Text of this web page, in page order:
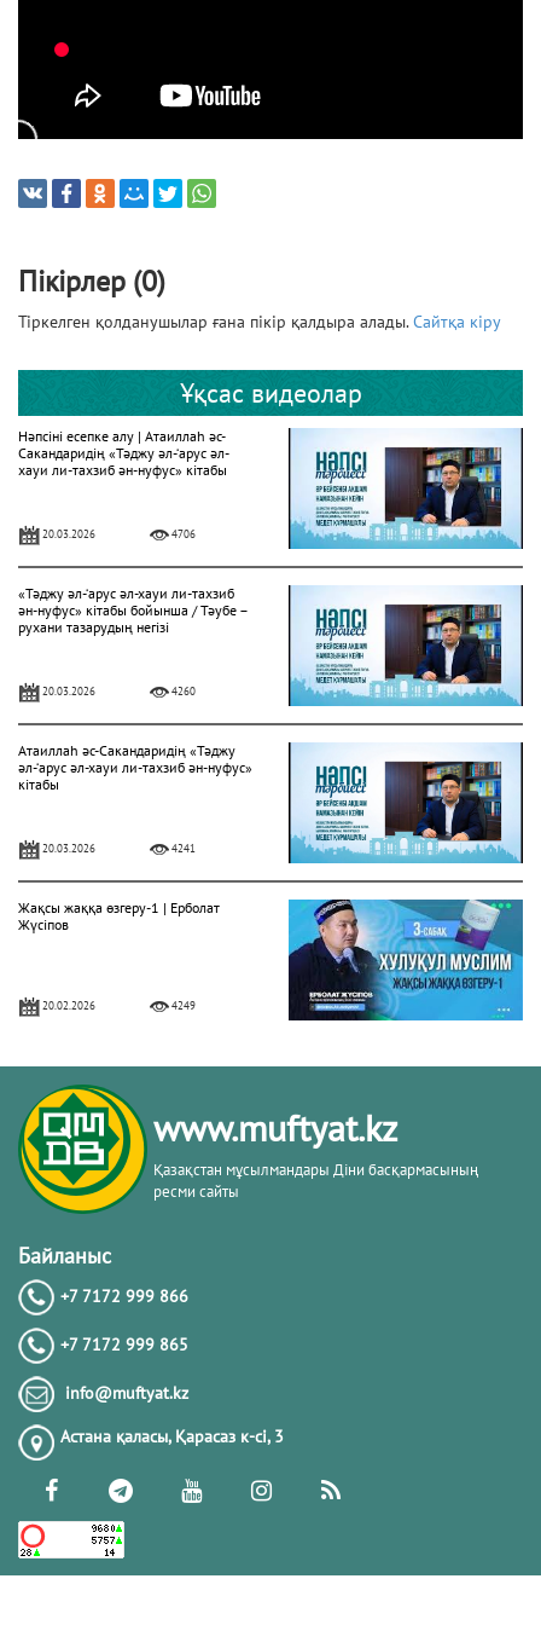
Пікірлер (0)
Тіркелген қолданушылар ғана пікір қалдыра алады.Сайтқа кіру
Ұқсас видеолар
Нәпсіні есепке алу | Атаиллаһ әс-
Сакандаридің «Тәджу әл-‘арус әл-
хауи ли-тахзиб ән-нуфус» кітабы
20.03.2026 4706
«Тәджу әл-‘арус әл-хауи ли-тахзиб
ән-нуфус» кітабы бойынша / Тәубе –
рухани тазарудың негізі
20.03.2026 4260
Атаиллаһ әс-Сакандаридің «Тәджу
әл-‘арус әл-хауи ли-тахзиб ән-нуфус»
кітабы
20.03.2026 4241
Жақсы жаққа өзгеру-1 | Ерболат
Жүсіпов
20.02.2026 4249
Жүрек сырлары 2-дәріс. Тәубе
тақырыбы. Әр-рисала әл-Қушайрия
кітабы негізінде
20.02.2026
20.02.2026
РАМАЗАН – РАХЫМ, КЕШІРІМ ЖӘНЕ
ТОЗАҚТАН ҚҰТЫЛУ АЙЫ
19.02.2026 7452
РАМАЗАН ҚАРСАҢЫНДАҒЫ
www.muftyat.kz
Қазақстан мұсылмандары Діни басқармасының
ресми сайты
Байланыс
+7 7172 999 866
+7 7172 999 865
info@muftyat.kz
Астана қаласы, Қарасаз к-сi, 3